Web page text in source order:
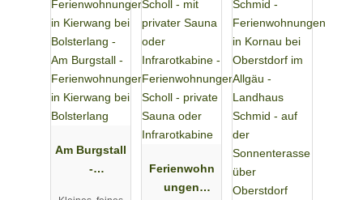
Am Burgstall
-
Ferienwohn
ungen